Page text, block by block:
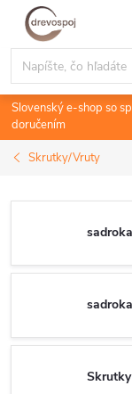
Prejsť
obsah
Slovenský e-shop so
doručením
Skrutky/Vruty